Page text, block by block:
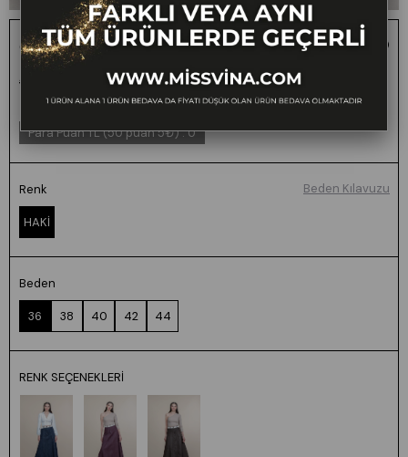
Garni Dikişli Kemerli Kot Denim Etek 6885
₺2.400,00 ₺1.199,00 50 1 ALANA 1 BEDAVA -
FARKLI VEYA AYNI TÜM
ÜRÜNLERDE GEÇERLİ
Para Puan TL (50 puan 5₺):0
Renk
HAKİ
Beden
36 38 40 42 44
Beden Kılavuzu
RENK SEÇENEKLERI